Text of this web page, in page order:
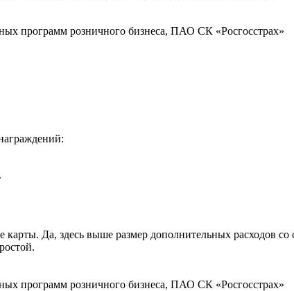
программ розничного бизнеса, ПАО СК «Росгосстрах»
Да, здесь выше размер дополнительных расходов со
программ розничного бизнеса, ПАО СК «Росгосстрах»